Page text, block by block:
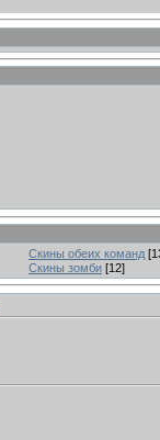
Скины обеих команд
Скины зомби [12]